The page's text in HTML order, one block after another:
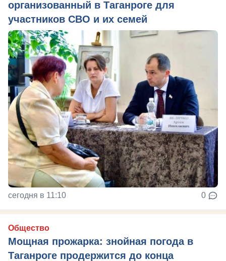
организованный в Таганроге для
участников СВО и их семей
сегодня в 11:10 0
Общество
Мощная прожарка: знойная погода в
Таганроге продержится до конца